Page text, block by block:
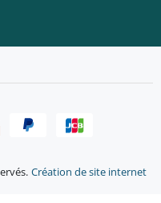
Création de site internet